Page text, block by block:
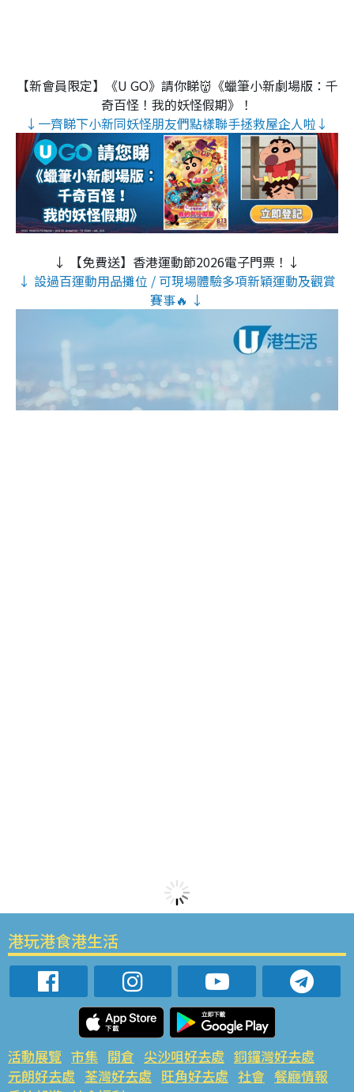
【新會員限定】《U GO》請你睇👹《蠟筆小新劇場版：千
奇百怪！我的妖怪假期》！
↓一齊睇下小新同妖怪朋友們點樣聯手拯救屋企人啦↓
↓ 【免費送】香港運動節2026電子門票！↓
↓ 設過百運動用品攤位 / 可現場體驗多項新穎運動及觀賞
賽事🔥 ↓
港玩港食港生活
活動展覽 市集 開倉 尖沙咀好去處 銅鑼灣好去處
元朗好去處 荃灣好去處 旺角好去處 社會 餐廳情報